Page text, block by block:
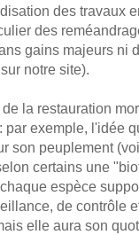
des travaux
des
gains majeurs ni
notre site).
la restauration
par exemple, l'idée
son peuplement
certains une
espèce
de contrôle
elle aura son